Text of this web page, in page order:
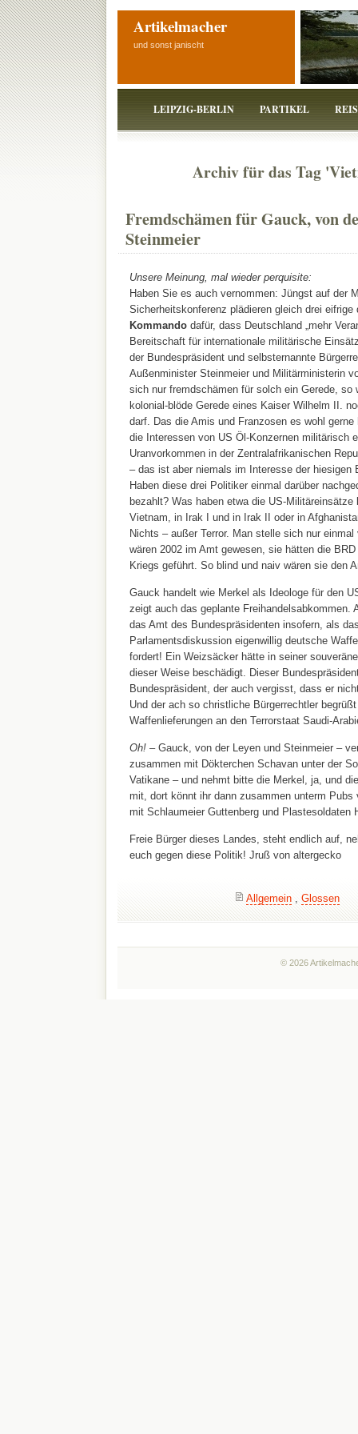
Artikelmacher
und sonst janischt
LEIPZIG-BERLIN PARTIKEL
Archiv für das Tag
Fremdschämen für Gauck, von
Steinmeier
Unsere Meinung, mal wieder perquisite:
Haben Sie es auch vernommen: Jüngst auf der
Sicherheitskonferenz plädieren gleich drei
Kommandodafür, dass Deutschland „mehr
Bereitschaft für internationale militärische
der Bundespräsident und selbsternannte
Außenminister Steinmeier und Militärministerin
sich nur fremdschämen für solch ein Gerede, so
kolonial-blöde Gerede eines Kaiser Wilhelm II.
darf. Das die Amis und Franzosen es wohl
die Interessen von US Öl-Konzernen militärisch
Uranvorkommen in der Zentralafrikanischen
– das ist aber niemals im Interesse der hiesigen
Haben diese drei Politiker einmal darüber
bezahlt? Was haben etwa die US-Militäreinsätze
Vietnam, in Irak I und in Irak II oder in
Nichts – außer Terror. Man stelle sich nur
wären 2002 im Amt gewesen, sie hätten die
Kriegs geführt. So blind und naiv wären sie den
Gauck handelt wie Merkel als Ideologe für den
zeigt auch das geplante Freihandelsabkommen.
das Amt des Bundespräsidenten insofern, als
Parlamentsdiskussion eigenwillig deutsche
fordert! Ein Weizsäcker hätte in seiner
dieser Weise beschädigt. Dieser
Bundespräsident, der auch vergisst, dass er
Und der ach so christliche Bürgerrechtler
Waffenlieferungen an den Terrorstaat Saudi-
Oh! –Gauck, von der Leyen und Steinmeier –
zusammen mit Dökterchen Schavan unter der
Vatikane – und nehmt bitte die Merkel, ja, und
mit, dort könnt ihr dann zusammen unterm
mit Schlaumeier Guttenberg und Plastesoldaten
Freie Bürger dieses Landes, steht endlich auf,
euch gegen diese Politik! Jruß von altergecko
Allgemein, Glossen
© 2026